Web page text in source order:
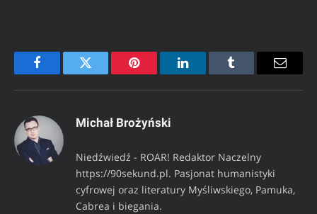
FacebookTwitter Pinterest LinkedInTumblr Email
Michał Brożyński
Niedźwiedź - ROAR! Redaktor Naczelny
https://90sekund.pl. Pasjonat humanistyki
cyfrowej oraz literatury Myśliwskiego, Pamuka,
Cabrea i biegania.